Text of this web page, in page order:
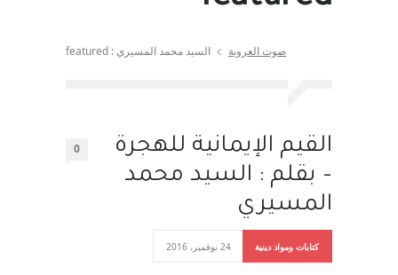
صوت العروبة السيد محمد المسيري : featured
القيم الإيمانية للهجرة
– بقلم : السيد محمد
المسيري
0
كتابات ومواد دينية 24 نوفمبر، 2016